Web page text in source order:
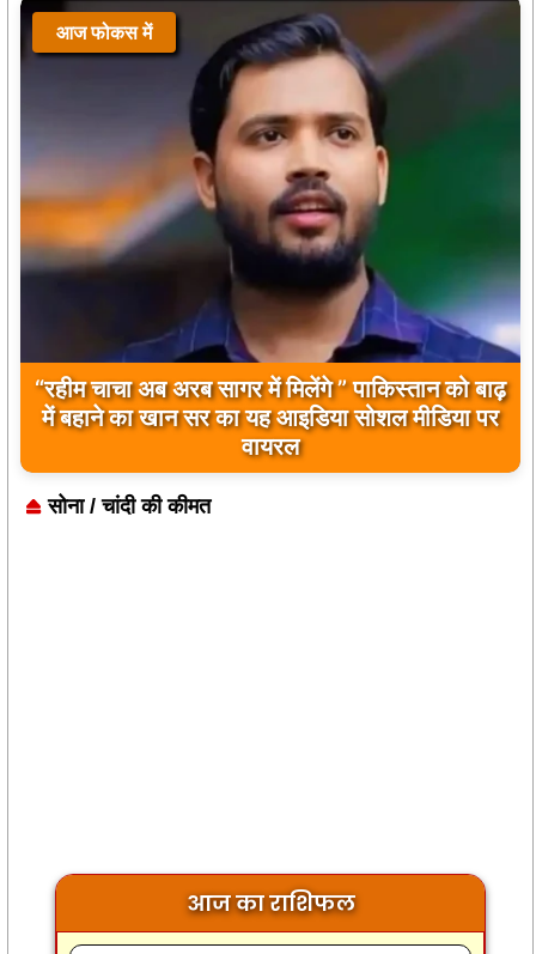
आज फोकस में
“रहीम चाचा अब अरब सागर में मिलेंगे ” पाकिस्तान को बाढ़
में बहाने का खान सर का यह आइडिया सोशल मीडिया पर
वायरल
आज फोकस में
बिलावल भुट्टो द्वारा सिंधु नदी और भारत को लेकर दिए गए
बयान पर भारत के केंद्रीय मंत्रियों की कड़ी प्रतिक्रिया
सोना / चांदी की कीमत
आज का राशिफल